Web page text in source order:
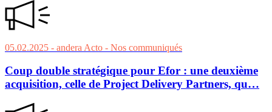
05.02.2025 - andera Acto - Nos communiqués
Coup double stratégique pour Efor : une deuxième
acquisition, celle de Project Delivery Partners, qu…